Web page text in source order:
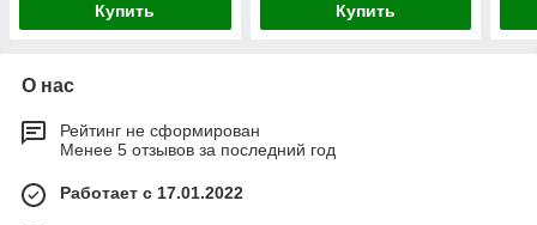
Купить Купить
О нас
Рейтинг не сформирован
Менее 5 отзывов за последний год
Работает с 17.01.2022